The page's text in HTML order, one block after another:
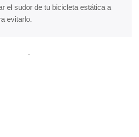
el sudor de tu bicicleta estática a
evitarlo.